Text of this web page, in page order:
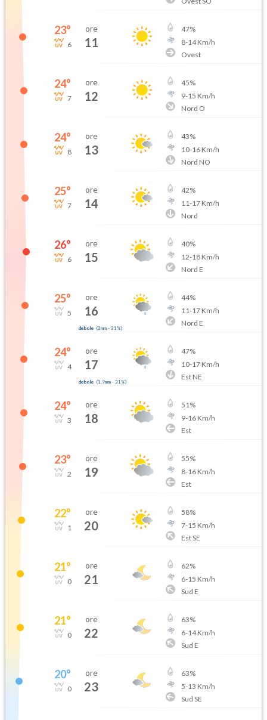
23°
6
ore
11
47%
8-14Km/h
Ovest
24°
7
ore
12
45%
9-15 Km/h
Nord O
24°
8
ore
13
43%
10-16Km/h
Nord NO
25°
7
ore
14
42%
11-17Km/h
Nord
26°
6
ore
15
40%
12-18Km/h
Nord E
25°
5
ore
16
debole (2mm- 31 %)
44%
11-17Km/h
Nord E
24°
4
ore
17
debole (1.9mm- 31 %)
47%
10-17Km/h
Est NE
24°
3
ore
18
51%
9-16Km/h
Est
23°
2
ore
19
55%
8-16Km/h
Est
22°
1
ore
20
58%
7-15 Km/h
Est SE
21°
0
ore
21
62%
6-15 Km/h
Sud E
21°
0
ore
22
63%
6-14Km/h
Sud E
20°
0
ore
23
63%
5-13 Km/h
Sud SE